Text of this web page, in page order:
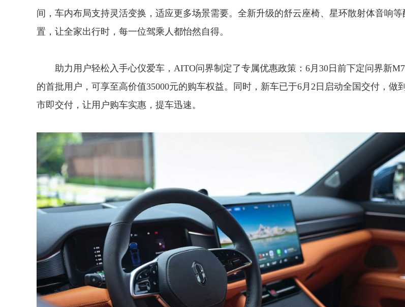
间，车内布局支持灵活变换，适应更多场景需要。全新升级的舒云座椅、星环散射体音响等
置，让全家出行时，每一位驾乘人都怡然自得。
助力用户轻松入手心仪爱车，AITO问界制定了专属优惠政策：6月30日前下定问界新
的首批用户，可享至高价值35000元的购车权益。同时，新车已于6月2日启动全国交付，做
市即交付，让用户购车实惠，提车迅速。